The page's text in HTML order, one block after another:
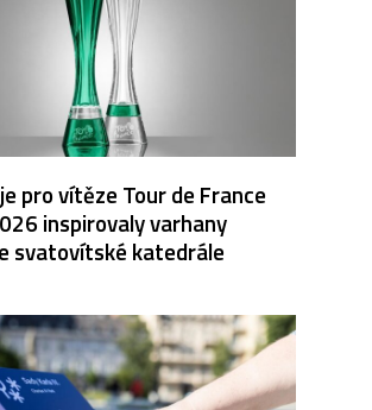
pro vítěze Tour de France
inspirovaly varhany
svatovítské katedrále